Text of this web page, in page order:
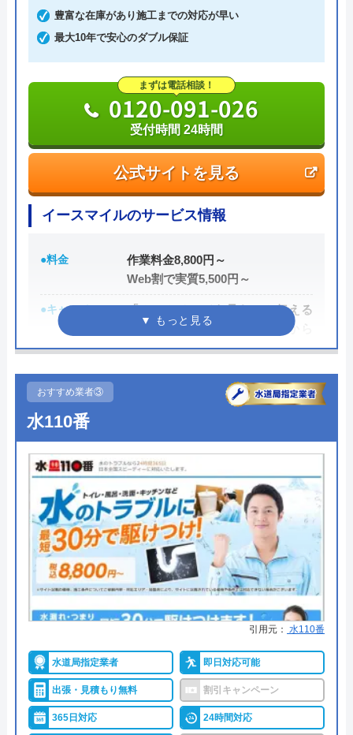
万が一、水まわりに問題が発生した場合は、最短20
分でお客様の元にスタッフが駆けつけます。出張見
一切ありません。業務や知識の習得のために厳しい
自社研修を実施しているため、技術には問題ないよ
トラブルの原因や作業例などが分かりやすく記載さ
れており、依頼の際も安心できますね。候補のひと
つにしてみてください。
ちなみに、電話で連絡した際に「サイトを見た」と
伝えると作業料金が2,000円割引になるWEB割があ
りますので、相談する際は必ず電話で相談し、その
際には必ず「サイトを見た」と伝えましょう。
公式サイトを見る
まずは電話相談！
0120-221-611
受付時間 24時間 年中無休
ハウスラボホームの基本情報
運営会社 株式会社ハウスラボ
代表者 勝島崇裕
創業・設立 2024年11月設立
所在地
〒113-0033
対応エリア 全国33拠点
対応エリア詳
細
国分寺市のトイレ水漏れ・つまり修理
に駆けつけ対応｜水道局指定業者ハウ
豊富な在庫があり施工までの対応が早い
最大10年で安心のダブル保証
公式サイトを見る
まずは電話相談！
0120-091-026
受付時間 24時間
イースマイルのサービス情報
●料金
作業料金8,800円～
Web割で実質5,500円～
●キャンペーン
「ホームページを見た」と伝える
だけで、WEB割で作業料金から
3,000円割引！
●駆けつけ時間 最短20分
●定休日 年中無休
●出張見積もり 出張・見積もり無料
●支払い方法
現金、銀行振込、モバイル、後払
い決済、クレジットカード
●累計実績
年間25万件、累計500万件の修理交
換実績
●保証・保険
工事保証12年・商品保証10年(最
大)
詳細は公式HPでご確認ください
イースマイルがおすすめの理由
イースマイルは対応する自治体で適切な工事ができ
おすすめ業者③
水110番
引用元： 水110番
水道局指定業者 即日対応可能
出張・見積もり無料 割引キャンペーン
365日対応 24時間対応